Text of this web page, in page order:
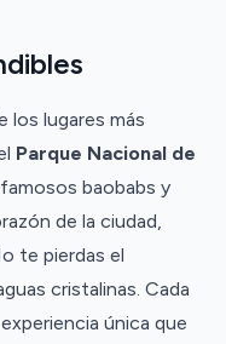
los lugares más
Parque Nacional de
baobabs y
de la ciudad,
te pierdas el
cristalinas. Cada
única que